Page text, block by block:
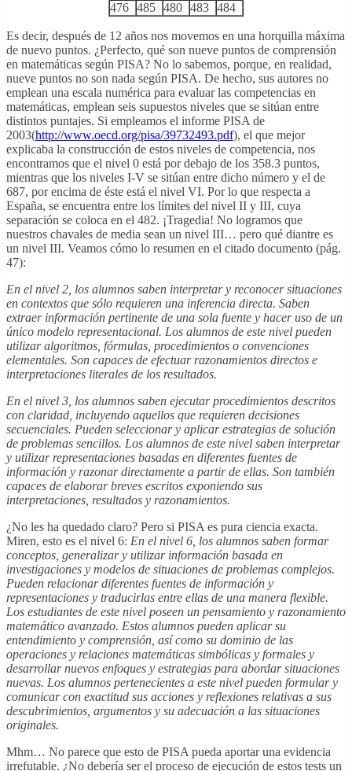
476 485 480 483 484
Es decir, después de 12 años nos movemos en una horquilla máxima
de nuevo puntos. ¿Perfecto, qué son nueve puntos de comprensión
en matemáticas según PISA? No lo sabemos, porque, en realidad,
nueve puntos no son nada según PISA. De hecho, sus autores no
emplean una escala numérica para evaluar las competencias en
matemáticas, emplean seis supuestos niveles que se sitúan entre
distintos puntajes. Si empleamos el informe PISA de
2003(http://www.oecd.org/pisa/39732493.pdf), el que mejor
explicaba la construcción de estos niveles de competencia, nos
encontramos que el nivel 0 está por debajo de los 358.3 puntos,
mientras que los niveles I-V se sitúan entre dicho número y el de
687, por encima de éste está el nivel VI. Por lo que respecta a
España, se encuentra entre los límites del nivel II y III, cuya
separación se coloca en el 482. ¡Tragedia! No logramos que
nuestros chavales de media sean un nivel III… pero qué diantre es
un nivel III. Veamos cómo lo resumen en el citado documento (pág.
47):
En el nivel 2, los alumnos saben interpretar y reconocer situaciones
en contextos que sólo requieren una inferencia directa. Saben
extraer información pertinente de una sola fuente y hacer uso de un
único modelo representacional. Los alumnos de este nivel pueden
utilizar algoritmos, fórmulas, procedimientos o convenciones
elementales. Son capaces de efectuar razonamientos directos e
interpretaciones literales de los resultados.
En el nivel 3, los alumnos saben ejecutar procedimientos descritos
con claridad, incluyendo aquellos que requieren decisiones
secuenciales. Pueden seleccionar y aplicar estrategias de solución
de problemas sencillos. Los alumnos de este nivel saben interpretar
y utilizar representaciones basadas en diferentes fuentes de
información y razonar directamente a partir de ellas. Son también
capaces de elaborar breves escritos exponiendo sus
interpretaciones, resultados y razonamientos.
¿No les ha quedado claro? Pero si PISA es pura ciencia exacta.
Miren, esto es el nivel 6: En el nivel 6, los alumnos saben formar
conceptos, generalizar y utilizar información basada en
investigaciones y modelos de situaciones de problemas complejos.
Pueden relacionar diferentes fuentes de información y
representaciones y traducirlas entre ellas de una manera flexible.
Los estudiantes de este nivel poseen un pensamiento y razonamiento
matemático avanzado. Estos alumnos pueden aplicar su
entendimiento y comprensión, así como su dominio de las
operaciones y relaciones matemáticas simbólicas y formales y
desarrollar nuevos enfoques y estrategias para abordar situaciones
nuevas. Los alumnos pertenecientes a este nivel pueden formular y
comunicar con exactitud sus acciones y reflexiones relativas a sus
descubrimientos, argumentos y su adecuación a las situaciones
originales.
Mhm… No parece que esto de PISA pueda aportar una evidencia
irrefutable. ¿No debería ser el proceso de ejecución de estos tests un